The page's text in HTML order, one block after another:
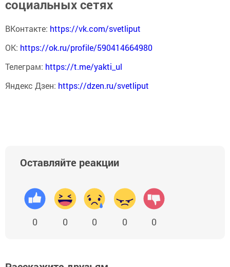
социальных сетях
ВКонтакте: https://vk.com/svetliput
ОК: https://ok.ru/profile/590414664980
Телеграм: https://t.me/yakti_ul
Яндекс Дзен: https://dzen.ru/svetliput
Оставляйте реакции
0 0 0 0 0